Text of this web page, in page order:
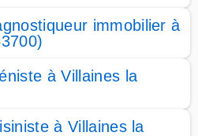
immobilier à
à Villaines la
à Villaines la